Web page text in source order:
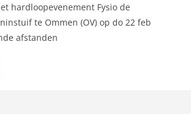
hardloopevenement Fysio de
te Ommen (OV) op do 22 feb
afstanden